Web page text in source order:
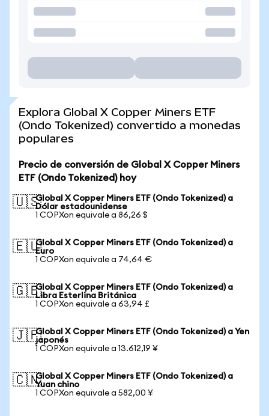
Explora Global X Copper Miners ETF
(Ondo Tokenized) convertido a monedas
populares
Precio de conversión de Global X Copper Miners
ETF (Ondo Tokenized) hoy
🇺🇸Global X Copper Miners ETF (Ondo Tokenized) a
Dólar estadounidense
1 COPXon equivale a 86,26 $
🇪🇺Global X Copper Miners ETF (Ondo Tokenized) a
Euro
1 COPXon equivale a 74,64 €
🇬🇧Global X Copper Miners ETF (Ondo Tokenized) a
Libra Esterlina Británica
1 COPXon equivale a 63,94 £
🇯🇵Global X Copper Miners ETF (Ondo Tokenized) a Yen
japonés
1 COPXon equivale a 13.612,19 ¥
🇨🇳Global X Copper Miners ETF (Ondo Tokenized) a
Yuan chino
1 COPXon equivale a 582,00 ¥